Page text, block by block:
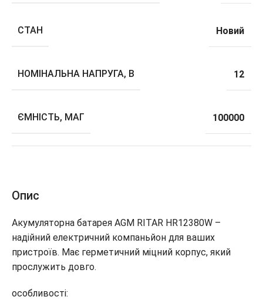
Опис
Акумуляторна батарея AGM RITAR HR12380W –
надійний електричний компаньйон для ваших
пристроїв. Має герметичний міцний корпус, який
прослужить довго.
особливості:
СТАН Новий
НОМІНАЛЬНА НАПРУГА, В 12
ЄМНІСТЬ, МАГ 100000